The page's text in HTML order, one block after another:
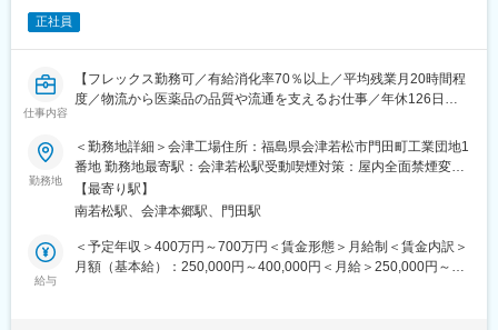
■キャリアステップ：
CRCとして幅広い経験を積むことや、スペシャリストとして特定
の疾患領域の専門的な経験を積んでいくことも可能です。
また、グループの垣根を超えCRCからSMAやCRAへのキャリアチ
ェンジ、事業の枠をこえ新たなキャリアにチャレンジされている
変更の範囲：会社の定める業務
しゃいます。
・基本的にはルート営業でお得意先への訪問となりますが、担当
先数が減らないように新規営業にも取り組んでいただきます。※9
割以上が既存向け営業です。
■求める役割：
状態やニーズに応じた提案を行い、次回もリピートいただけるよ
うに信頼関係を深めていただきます。
・また、将来的に当社への貢献度等を総合的に評価し、営業所長
や役員等のポストに登用したいと考えておりますので、マネジメ
す。
正社員
仕事内容
【フレックス勤務可／有給消化率70％以上／平均残業月20時間程
度／物流から医薬品の品質や流通を支えるお仕事／年休126日・
【ミッション】
武州製薬は、国内大手製薬会社はもとより、多くのグローバル製
薬会社からの受託製造を行っています。GDP・GMPに準拠した医
薬品の物流管理を通じて、製品の品質と安全性を確保し、全ての
お客様へスムーズかつ安定的な供給を実現することが当該部署の
重要なミッションです。
勤務地
＜勤務地詳細＞会津工場住所：福島県会津若松市門田町工業団地1
番地 勤務地最寄駅：会津若松駅受動喫煙対策：屋内全面禁煙変更
の範囲：会社の定める事業所
【最寄り駅】
南若松駅、会津本郷駅、門田駅
給与
＜予定年収＞400万円～700万円＜賃金形態＞月給制＜賃金内訳＞
月額（基本給）：250,000円～400,000円＜月給＞250,000円～